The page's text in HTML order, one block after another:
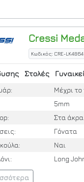
Cressi
Κωδικός: CRE-
Στολές
Μέχρι το
5mm
Στα άκρα
Γόνατα
Ναι
Long